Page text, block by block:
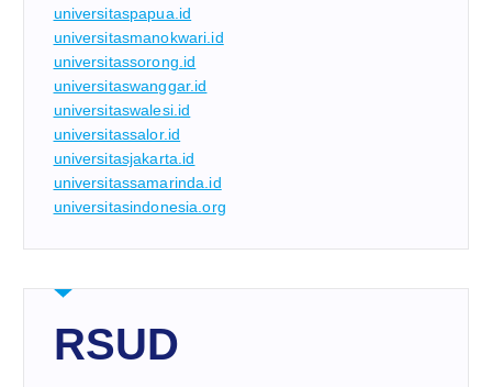
universitaspapua.id
universitasmanokwari.id
universitassorong.id
universitaswanggar.id
universitaswalesi.id
universitassalor.id
universitasjakarta.id
universitassamarinda.id
universitasindonesia.org
RSUD